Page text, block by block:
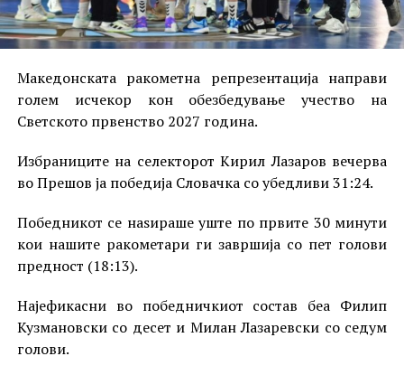
Македонската ракометна репрезентација направи
голем исчекор кон обезбедување учество на
Светското првенство 2027 година.
Избраниците на селекторот Кирил Лазаров вечерва
во Прешов ја победија Словачка со убедливи 31:24.
Победникот се наѕираше уште по првите 30 минути
кои нашите ракометари ги завршија со пет голови
предност (18:13).
Најефикасни во победничкиот состав беа Филип
Кузмановски со десет и Милан Лазаревски со седум
голови.